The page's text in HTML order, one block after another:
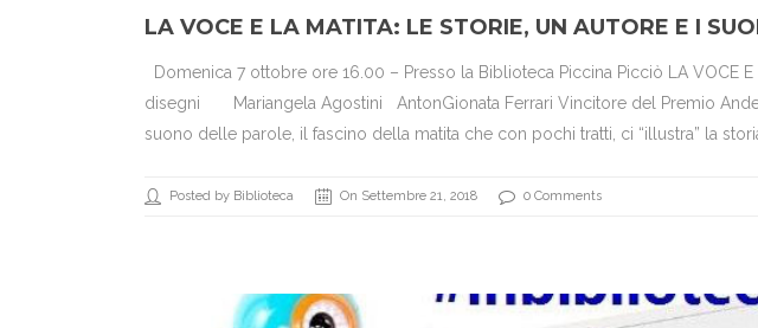
LA VOCE E LA MATITA: LE STORIE, UN AUTORE E I
Domenica 7 ottobre ore 16.00 – Presso la Biblioteca Piccina Picciò LA VOCE
disegni Mariangela Agostini AntonGionata Ferrari Vincitore del Premio
suono delle parole, il fascino della matita che con pochi tratti, ci “illustra” la
Posted by Biblioteca On Settembre 21, 2018 0 Comments